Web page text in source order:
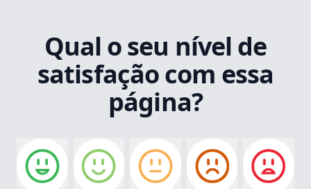
Qual o seu nível de
satisfação com essa
página?